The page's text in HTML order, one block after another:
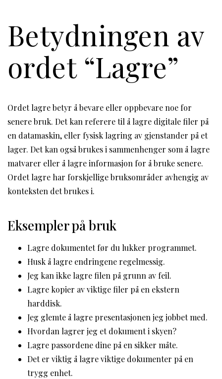
Betydningen av
ordet “Lagre”
Ordet lagre betyr å bevare eller oppbevare noe for
senere bruk. Det kan referere til å lagre digitale filer på
en datamaskin, eller fysisk lagring av gjenstander på et
lager. Det kan også brukes i sammenhenger som å lagre
matvarer eller å lagre informasjon for å bruke senere.
Ordet lagre har forskjellige bruksområder avhengig av
konteksten det brukes i.
Eksempler på bruk
Lagre dokumentet før du lukker programmet.
Husk å lagre endringene regelmessig.
Jeg kan ikke lagre filen på grunn av feil.
Lagre kopier av viktige filer på en ekstern
harddisk.
Jeg glemte å lagre presentasjonen jeg jobbet med.
Hvordan lagrer jeg et dokument i skyen?
Lagre passordene dine på en sikker måte.
Det er viktig å lagre viktige dokumenter på en
trygg enhet.